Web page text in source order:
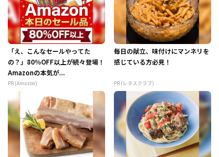
「え、こんなセールやってた
の？」80％OFF以上が続々登場！
Amazonの本気が...
PR (Amazon)
毎日の献立、味付けにマンネリを
感じている方必見！
PR (レタスクラブ)